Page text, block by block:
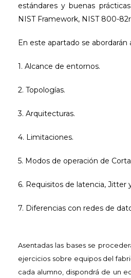
estándares y buenas prácticas
NIST Framework, NIST 800-
En este apartado se
1. Alcance de entornos.
2. Topologías.
3. Arquitecturas.
4. Limitaciones.
5. Modos de operación de
6. Requisitos de latencia, Jitter
7. Diferencias con redes de
Asentadas las bases se
ejercicios sobre equipos del
cada alumno, dispondrá de un